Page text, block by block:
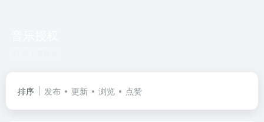
排序 发布 更新 浏览 点赞